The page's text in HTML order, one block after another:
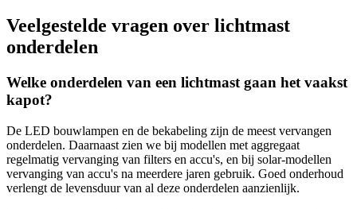
Veelgestelde vragen over lichtmast
onderdelen
Welke onderdelen van een lichtmast gaan het vaakst
kapot?
De LED bouwlampen en de bekabeling zijn de meest vervangen
onderdelen. Daarnaast zien we bij modellen met aggregaat
regelmatig vervanging van filters en accu's, en bij solar-modellen
vervanging van accu's na meerdere jaren gebruik. Goed onderhoud
verlengt de levensduur van al deze onderdelen aanzienlijk.